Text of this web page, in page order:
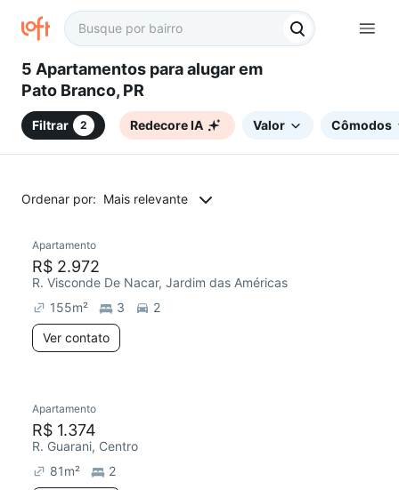
5 Apartamentos para alugar em
Pato Branco, PR
Filtrar 2 Redecore IA Valor Cômodos
Ordenar por: Mais relevante
Apartamento
R$ 2.972
R. Visconde De Nacar, Jardim das Américas
155m² 3
2
Ver contato
Chegou este mês
Apartamento
R$ 1.374
R. Guarani, Centro
81m²
2